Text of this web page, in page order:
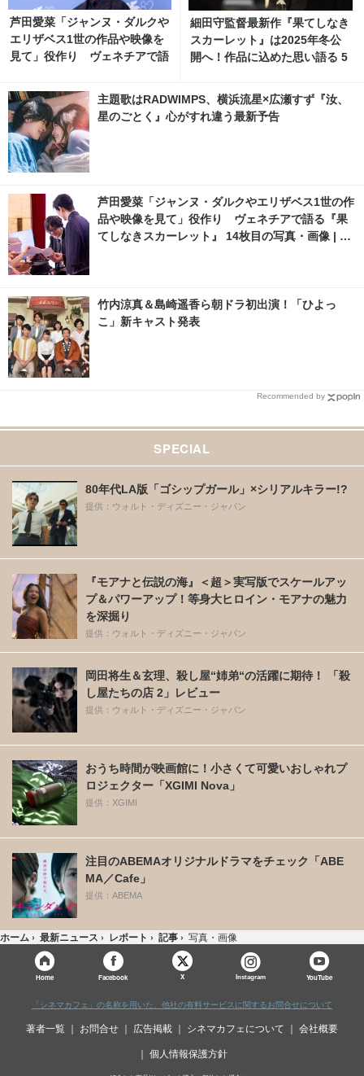
芦田愛菜「ジャンヌ・ダルクや
エリザベス1世の作品や映像を
見て」役作り ヴェネチアで語
7枚目の写真・画像 | cinemac
afe.net
細田守監督最新作『果てしなき
スカーレット』は2025年冬公
開へ！作品に込めた思い語る 5
主題歌はRADWIMPS、横浜流星×広瀬すず『汝、
星のごとく』心がすれ違う最新予告
芦田愛菜「ジャンヌ・ダルクやエリザベス1世の作
品や映像を見て」役作り ヴェネチアで語る『果
てしなきスカーレット』 14枚目の写真・画像 | ci
竹内涼真＆島崎遥香ら朝ドラ初出演！「ひよっ
こ」新キャスト発表
Recommended by
SPECIAL
80年代LA版「ゴシップガール」×シリアルキラー!?
提供：ウォルト・ディズニー・ジャパン
『モアナと伝説の海』＜超＞実写版でスケールアッ
プ＆パワーアップ！等身大ヒロイン・モアナの魅力
を深掘り
提供：ウォルト・ディズニー・ジャパン
岡田将生＆玄理、殺し屋“姉弟“の活躍に期待！ 「殺
し屋たちの店 2」レビュー
提供：ウォルト・ディズニー・ジャパン
おうち時間が映画館に！小さくて可愛いおしゃれプ
ロジェクター「XGIMI Nova」
提供：XGIMI
注目のABEMAオリジナルドラマをチェック「ABE
MA／Cafe」
提供：ABEMA
ホーム › 最新ニュース › レポート › 記事 › 写真・画像
Home Facebook X Instagram YouTube
「シネマカフェ」の名称を用いた、他社の有料サービスに関するお問合せについて
著者一覧 お問合せ 広告掲載 シネマカフェについて 会社概要
個人情報保護方針